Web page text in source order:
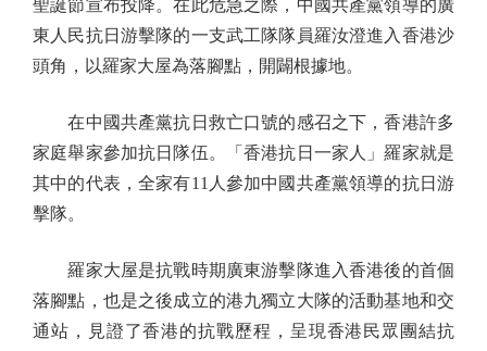
聖誕節宣布投降。在此危急之際，中國共產黨領導的廣
東人民抗日游擊隊的一支武工隊隊員羅汝澄進入香港沙
頭角，以羅家大屋為落腳點，開闢根據地。
在中國共產黨抗日救亡口號的感召之下，香港許多
家庭舉家參加抗日隊伍。「香港抗日一家人」羅家就是
其中的代表，全家有11人參加中國共產黨領導的抗日游
擊隊。
羅家大屋是抗戰時期廣東游擊隊進入香港後的首個
落腳點，也是之後成立的港九獨立大隊的活動基地和交
通站，見證了香港的抗戰歷程，呈現香港民眾團結抗